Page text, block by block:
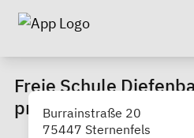
Freie Schule
praktische Haupt-
Burrainstraße 20
75447 Sternenfels